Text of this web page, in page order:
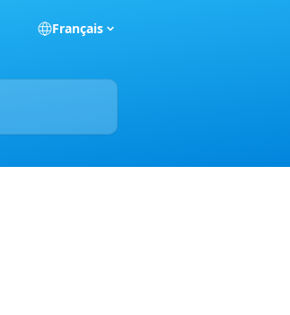
Français